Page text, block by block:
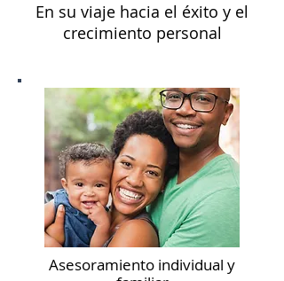
En su viaje hacia el éxito y el
crecimiento personal
Asesoramiento individual y